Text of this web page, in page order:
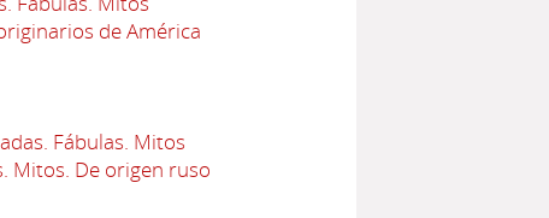
de América
Fábulas. Mitos
Mitos. De origen ruso